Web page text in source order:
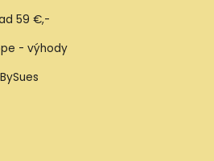
59 €,-
- výhody